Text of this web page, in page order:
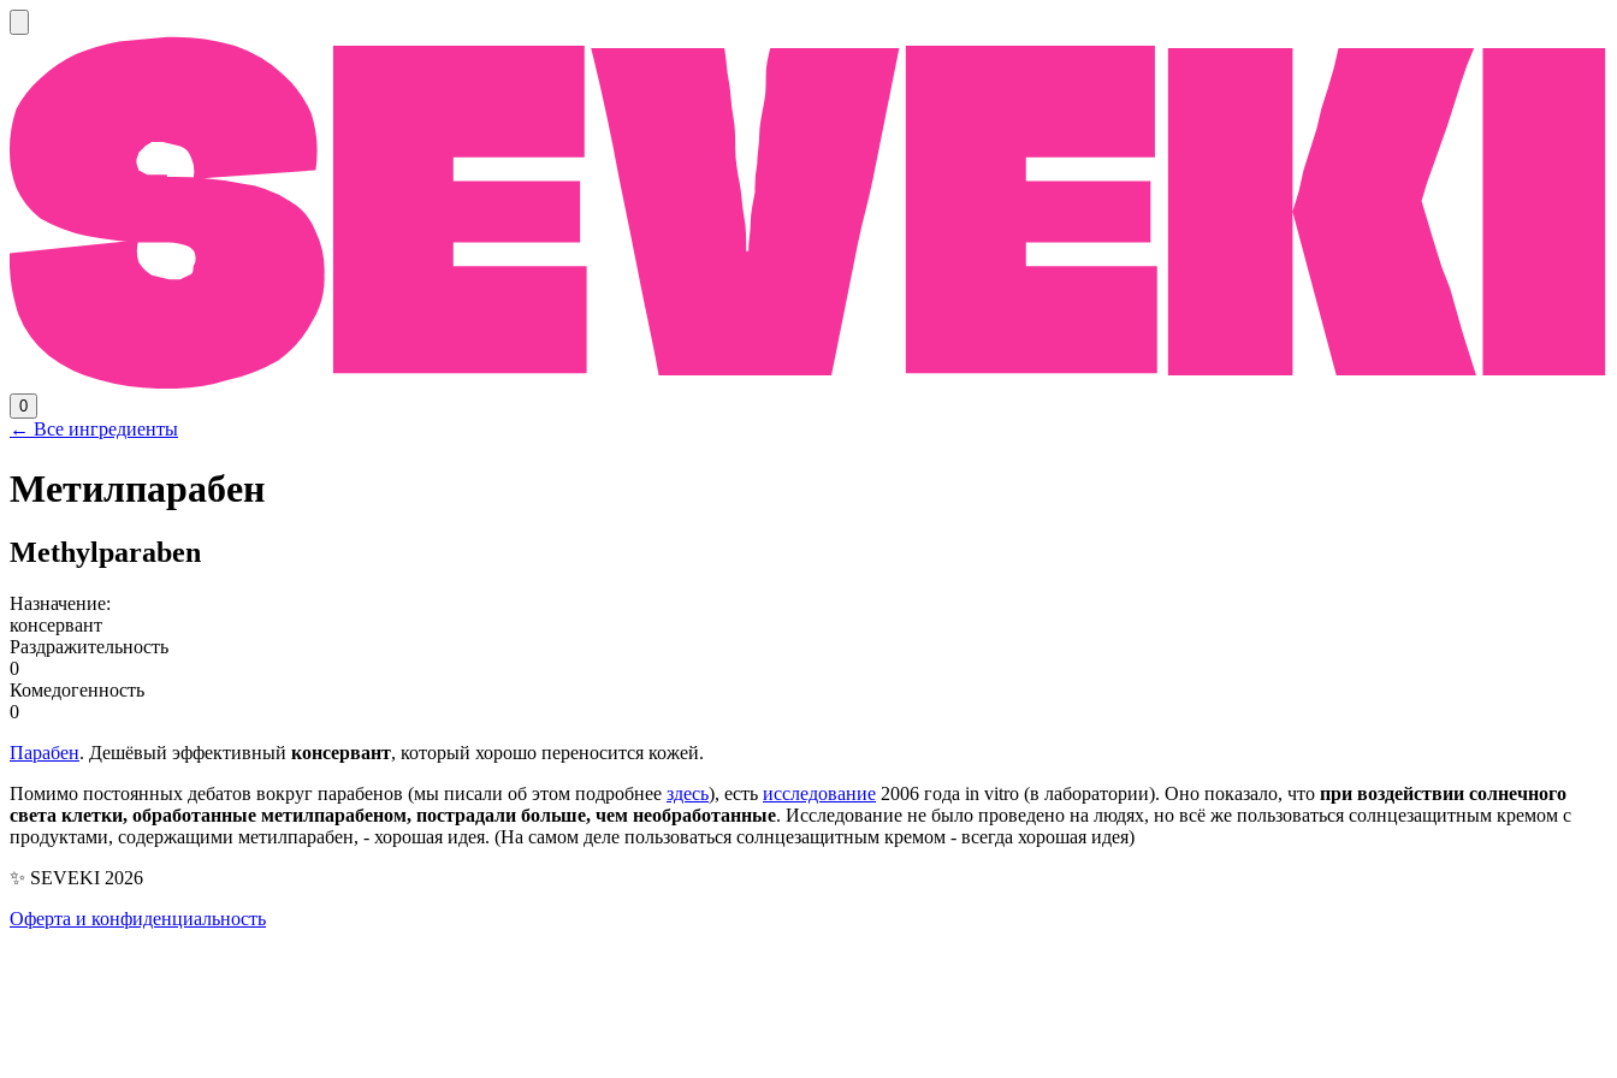
0
← Все ингредиенты
Метилпарабен
Methylparaben
Назначение:
консервант
Раздражительность
0
Комедогенность
0
Парабен. Дешёвый эффективный консервант, который хорошо переносится кожей.
Помимо постоянных дебатов вокруг парабенов (мы писали об этом подробнее здесь), есть исследование 2006 года in vitro (в лаборатории). Оно показало, что при воздействии солнечного
света клетки, обработанные метилпарабеном, пострадали больше, чем необработанные. Исследование не было проведено на людях, но всё же пользоваться солнцезащитным кремом с
продуктами, содержащими метилпарабен, - хорошая идея. (На самом деле пользоваться солнцезащитным кремом - всегда хорошая идея)
✨ SEVEKI 2026
Оферта и конфиденциальность